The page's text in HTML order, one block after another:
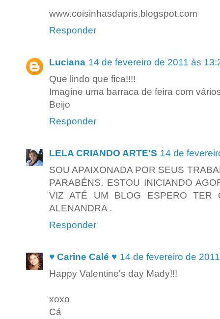
www.coisinhasdapris.blogspot.com
Responder
Luciana 14 de fevereiro de 2011 às
Que lindo que fica!!!!
Imagine uma barraca de feira com
Beijo
Responder
LELA CRIANDO ARTE'S 14 de
SOU APAIXONADA POR SEUS
PARABÉNS. ESTOU INICIANDO
VIZ ATÉ UM BLOG ESPERO TER
ALENANDRA .
Responder
♥ Carine Calé ♥ 14 de fevereiro de
Happy Valentine's day Mady!!!
xoxo
Cá